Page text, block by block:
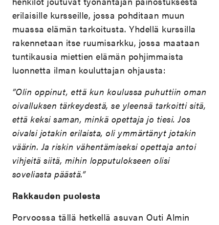
erilaisille kursseille, jossa pohditaan muun
muassa elämän tarkoitusta. Yhdellä kurssilla
rakennetaan itse ruumisarkku, jossa maataan
tuntikausia miettien elämän pohjimmaista
luonnetta ilman kouluttajan ohjausta:
”Olin oppinut, että kun koulussa puhuttiin oman
oivalluksen tärkeydestä, se yleensä tarkoitti sitä,
että keksi saman, minkä opettaja jo tiesi. Jos
oivalsi jotakin erilaista, oli ymmärtänyt jotakin
väärin. Ja riskin vähentämiseksi opettaja antoi
vihjeitä siitä, mihin lopputulokseen olisi
soveliasta päästä.”
Rakkauden puolesta
Porvoossa tällä hetkellä asuvan Outi Almin